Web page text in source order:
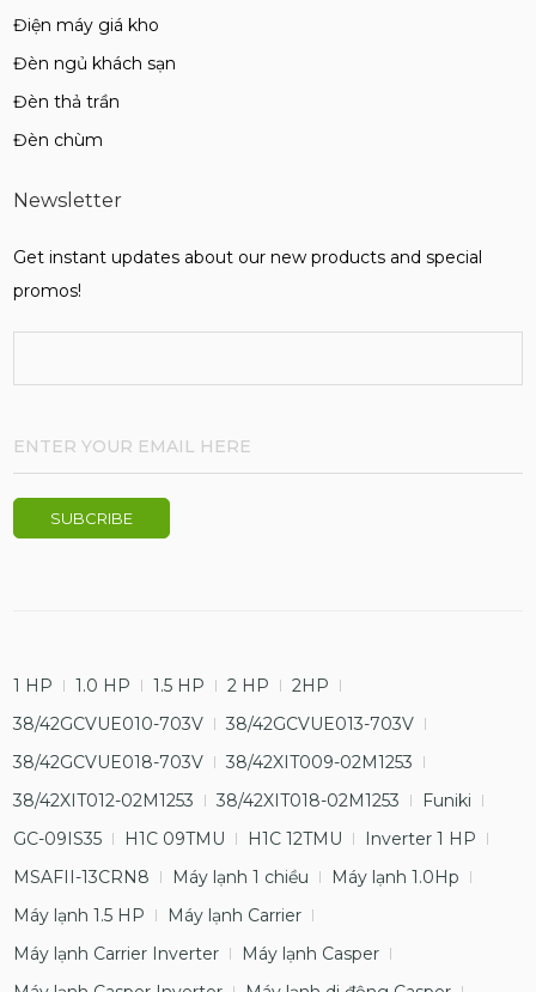
Điện máy giá kho
Đèn ngủ khách sạn
Đèn thả trần
Đèn chùm
Newsletter
Get instant updates about our new products and special
promos!
1 HP 1.0 HP 1.5 HP 2 HP
2HP
38/42GCVUE010-703V
38/42GCVUE013-703V
38/42GCVUE018-703V
38/42XIT009-02M1253
38/42XIT012-02M1253
38/42XIT018-02M1253
Funiki
GC-09IS35
H1C 09TMU H1C 12TMU
Inverter 1 HP
MSAFII-13CRN8
Máy lạnh 1 chiều
Máy lạnh 1.0Hp
Máy lạnh 1.5 HP
Máy lạnh Carrier
Máy lạnh Carrier Inverter
Máy lạnh Casper